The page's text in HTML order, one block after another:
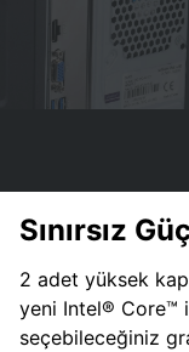
Sınırsız
2 adet yüksek
yeni Intel® Core™
seçebileceğiniz